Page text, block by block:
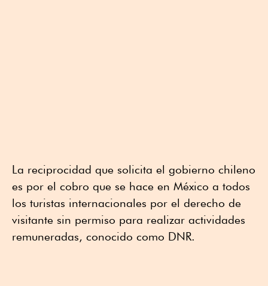
La reciprocidad que solicita el gobierno chileno
es por el cobro que se hace en México a todos
los turistas internacionales por el derecho de
visitante sin permiso para realizar actividades
remuneradas, conocido como DNR.